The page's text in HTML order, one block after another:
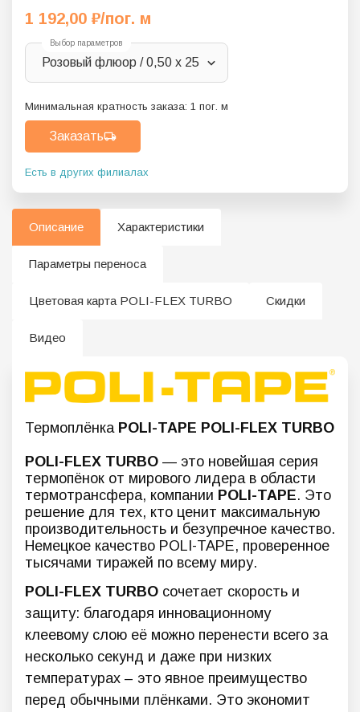
1 192,00 ₽/пог. м
Выбор параметров
Розовый флюор / 0,50 х 25
Минимальная кратность заказа: 1 пог. м
Заказать
Есть в других филиалах
Описание Характеристики
Параметры переноса
Цветовая карта POLI-FLEX TURBO Скидки
Видео
Термоплёнка POLI-TAPE POLI-FLEX TURBO
POLI-FLEX TURBO — это новейшая серия
термопёнок от мирового лидера в области
термотрансфера, компании POLI-TAPE. Это
решение для тех, кто ценит максимальную
производительность и безупречное качество.
Немецкое качество POLI-TAPE, проверенное
тысячами тиражей по всему миру.
POLI-FLEX TURBO сочетает скорость и
защиту: благодаря инновационному
клеевому слою её можно перенести всего за
несколько секунд и даже при низких
температурах – это явное преимущество
перед обычными плёнками. Это экономит